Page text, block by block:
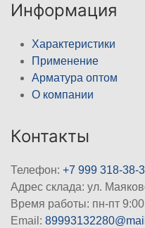
Информация
Характеристики
Применение
Арматура оптом
О компании
Контакты
Телефон: +7 999 318-38-
Адрес склада: ул.
Время работы: пн-пт
Email: